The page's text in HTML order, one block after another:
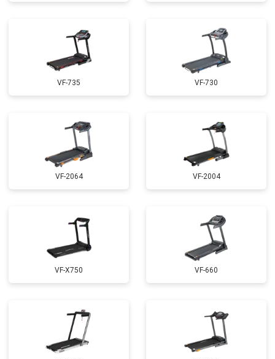
VF-735 VF-730
VF-2064 VF-2004
VF-X750 VF-660